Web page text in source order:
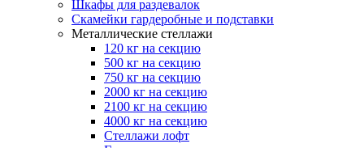
Шкафы для раздевалок
Скамейки гардеробные и подставки
Металлические стеллажи
120 кг на секцию
500 кг на секцию
750 кг на секцию
2000 кг на секцию
2100 кг на секцию
4000 кг на секцию
Стеллажи лофт